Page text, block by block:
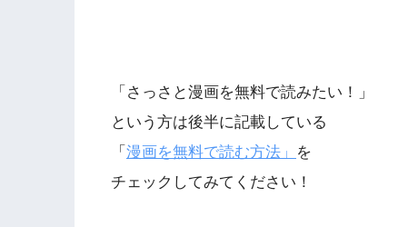
「さっさと漫画を無料で読みたい！」
という方は後半に記載している
「 漫画を無料で読む方法」
を
チェックしてみてください！